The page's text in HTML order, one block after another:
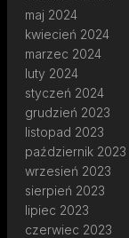
maj 2024
kwiecień 2024
marzec 2024
luty 2024
styczeń 2024
grudzień 2023
listopad 2023
październik 2023
wrzesień 2023
sierpień 2023
lipiec 2023
czerwiec 2023